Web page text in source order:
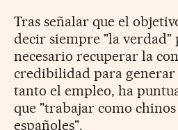
Tras señalar que el
decir siempre "la verdad"
necesario recuperar la
credibilidad para
tanto el empleo, ha
que "trabajar como
españoles".